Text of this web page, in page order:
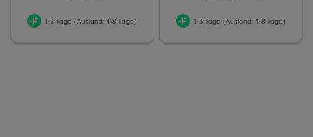
1-3 Tage (Ausland: 4-8 Tage) 1-3 Tage (Ausland: 4-8 Tage)